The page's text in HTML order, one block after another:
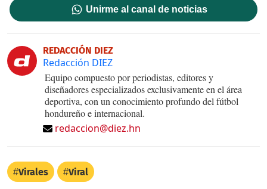
Unirme al canal de noticias
REDACCIÓN DIEZ
Redacción DIEZ
Equipo compuesto por periodistas, editores y
diseñadores especializados exclusivamente en el área
deportiva, con un conocimiento profundo del fútbol
hondureño e internacional.
redaccion@diez.hn
Virales Viral